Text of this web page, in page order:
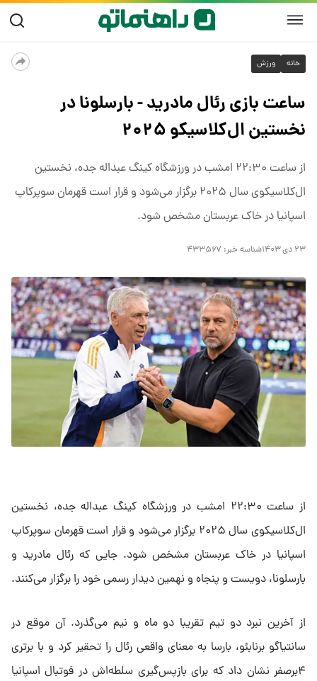
خانه ورزش
ساعت بازی رئال مادرید - بارسلونا در
نخستین ال‌کلاسیکو ۲۰۲۵
از ساعت ۲۲:۳۰ امشب در ورزشگاه کینگ عبداله جده، نخستین
ال‌کلاسیکوی سال ۲۰۲۵ برگزار می‌شود و قرار است قهرمان سوپرکاپ
اسپانیا در خاک عربستان مشخص شود.
۲۳ دی ۱۴۰۳ شناسه خبر: ۴۳۳۵۶۷
از ساعت ۲۲:۳۰ امشب در ورزشگاه کینگ عبداله جده، نخستین
ال‌کلاسیکوی سال ۲۰۲۵ برگزار می‌شود و قرار است قهرمان سوپرکاپ
اسپانیا در خاک عربستان مشخص شود. جایی که رئال مادرید و
بارسلونا، دویست و پنجاه و نهمین دیدار رسمی خود را برگزار می‌کنند.
از آخرین نبرد دو تیم تقریبا دو ماه و نیم می‌گذرد. آن موقع در
سانتیاگو برنابئو، بارسا به معنای واقعی رئال را تحقیر کرد و با برتری
۴برصفر نشان داد که برای بازپس‌گیری سلطه‌اش در فوتبال اسپانیا